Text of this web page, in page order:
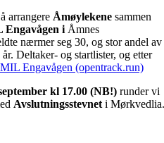
arrangere Åmøylekene sammen
Engavågen i Åmnes
nærmer seg 30, og stor andel av
Deltaker- og startlister, og etter
Engavågen (opentrack.run)
kl 17.00 (NB!) runder vi
Avslutningsstevnet i